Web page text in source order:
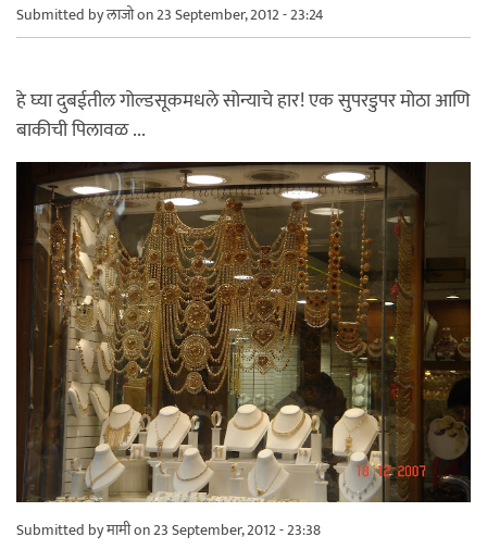
Submitted byलाजोon 23 September, 2012 - 23:24
हे घ्या दुबईतील गोल्डसूकमधले सोन्याचे हार! एक सुपरडुपर मोठा आणि
बाकीची पिलावळ ...
Submitted byमामीon 23 September, 2012 - 23:38